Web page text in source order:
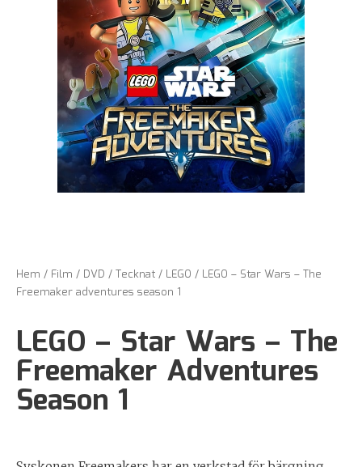
Hem / Film / DVD /Tecknat/ LEGO / LEGO – Star Wars – The
Freemaker adventures season 1
LEGO – Star Wars – The
Freemaker Adventures
Season 1